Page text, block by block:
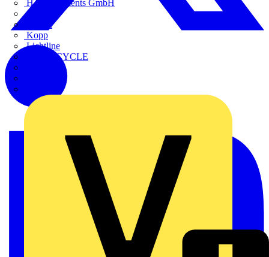
HT Instruments GmbH
iHaus
Kaufel
Kopp
Lichtline
LIGHTCYCLE